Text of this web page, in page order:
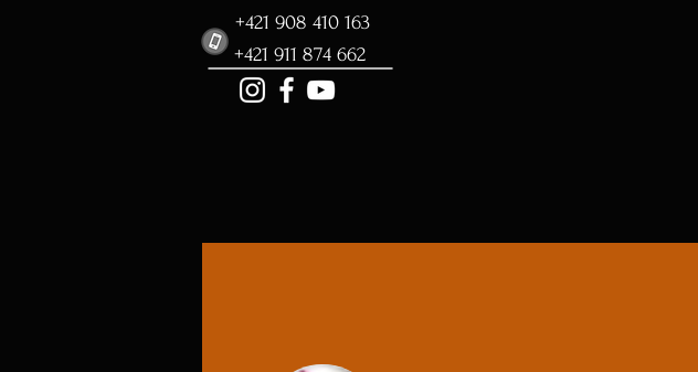
+421 908 410 163
+421 911 874 662